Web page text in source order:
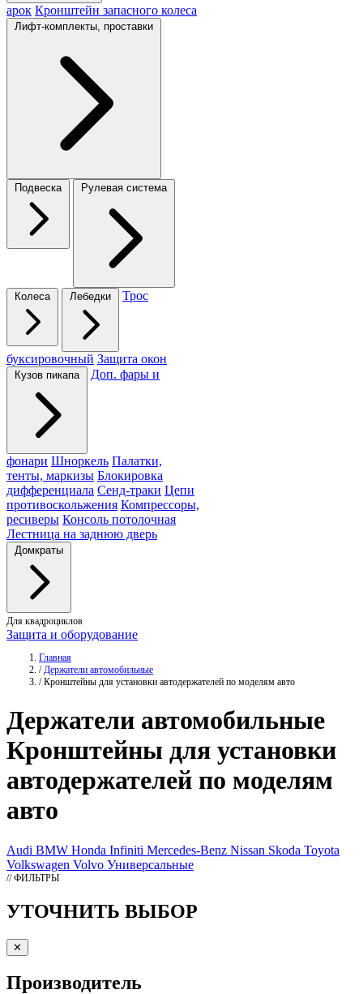
арок Кронштейн запасного колеса
Лифт-комплекты, проставки
Подвеска Рулевая система
Колеса Лебедки Трос
буксировочный Защита окон
Кузов пикапа Доп. фары и
фонари Шноркель Палатки,
тенты, маркизы Блокировка
дифференциала Сенд-траки Цепи
противоскольжения Компрессоры,
ресиверы Консоль потолочная
Лестница на заднюю дверь
Домкраты
Для квадроциклов
Защита и оборудование
Главная
/ Держатели автомобильные
/ Кронштейны для установки автодержателей по моделям авто
Держатели автомобильные
Кронштейны для установки
автодержателей по моделям
авто
Audi BMW Honda Infiniti Mercedes-Benz Nissan Skoda Toyota
Volkswagen Volvo Универсальные
// ФИЛЬТРЫ
УТОЧНИТЬ ВЫБОР
✕
Производитель